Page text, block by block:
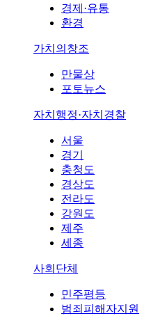
경제·유통
환경
가치의창조
만물상
포토뉴스
자치행정·자치경찰
서울
경기
충청도
경상도
전라도
강원도
제주
세종
사회단체
민주평등
범죄피해자지원